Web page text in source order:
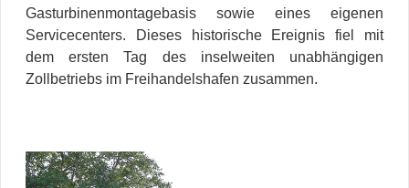
Gasturbinenmontagebasis sowie eines eigenen
Servicecenters. Dieses historische Ereignis fiel mit
dem ersten Tag des inselweiten unabhängigen
Zollbetriebs im Freihandelshafen zusammen.